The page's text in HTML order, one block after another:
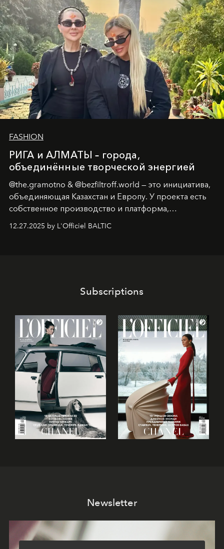
возрождения.
FASHION
РИГА и АЛМАТЫ – города,
объединённые творческой энергией
@the.gramotno & @bezfiltroff.world — это инициатива,
объединяющая Казахстан и Европу. У проекта есть
собственное производство и платформа,
предоставляющая возможности, поддержку и
решения для дизайнеров и молодых брендов.
12.27.2025 by L'Officiel BALTIC
Subscriptions
Newsletter